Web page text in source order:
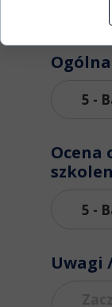
2 -
1 -
Ocena
Uwagi